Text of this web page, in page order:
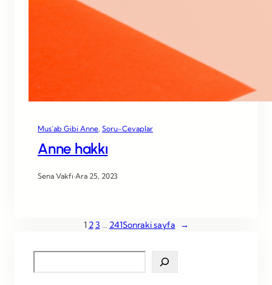
Mus’ab Gibi Anne Soru-Cevaplar
Anne hakkı
Sena Vakfı·Ara 25, 2023
1 23 … 241Sonraki sayfa →
e